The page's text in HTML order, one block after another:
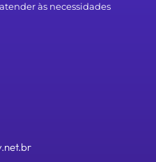
às necessidades